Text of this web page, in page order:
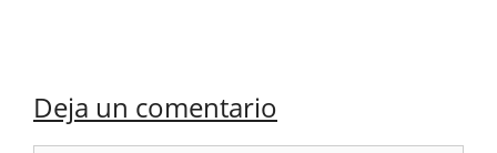
Deja un comentario